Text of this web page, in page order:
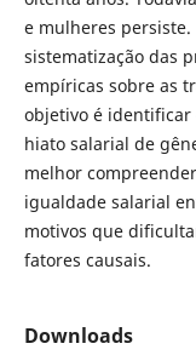
e mulheres
sistematização das
empíricas sobre as
objetivo é identificar
hiato salarial de
melhor
igualdade salarial
motivos que
fatores causais.
Downloads